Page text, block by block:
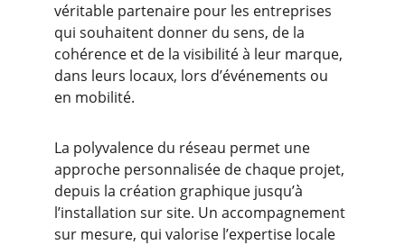
véritable partenaire pour les entreprises
qui souhaitent donner du sens, de la
cohérence et de la visibilité à leur marque,
dans leurs locaux, lors d’événements ou
en mobilité.
La polyvalence du réseau permet une
approche personnalisée de chaque projet,
depuis la création graphique jusqu’à
l’installation sur site. Un accompagnement
sur mesure, qui valorise l’expertise locale